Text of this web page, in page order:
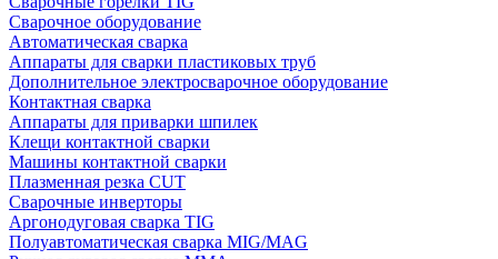
Сварочное оборудование
Автоматическая сварка
Аппараты для сварки пластиковых труб
Дополнительное электросварочное оборудование
Контактная сварка
Аппараты для приварки шпилек
Клещи контактной сварки
Машины контактной сварки
Плазменная резка CUT
Сварочные инверторы
Аргонодуговая сварка TIG
Полуавтоматическая сварка MIG/MAG